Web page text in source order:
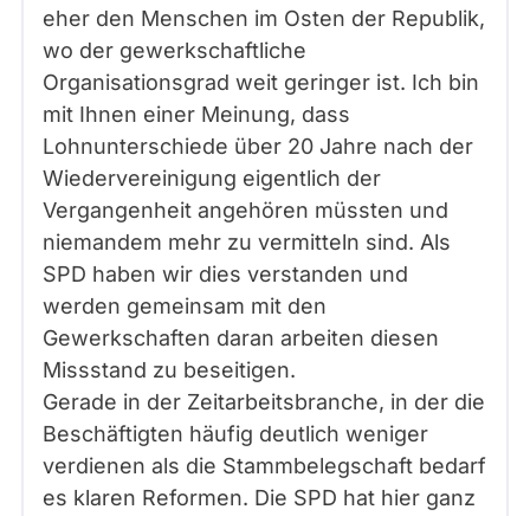
eher den Menschen im Osten der Republik,
wo der gewerkschaftliche
Organisationsgrad weit geringer ist. Ich bin
mit Ihnen einer Meinung, dass
Lohnunterschiede über 20 Jahre nach der
Wiedervereinigung eigentlich der
Vergangenheit angehören müssten und
niemandem mehr zu vermitteln sind. Als
SPD haben wir dies verstanden und
werden gemeinsam mit den
Gewerkschaften daran arbeiten diesen
Missstand zu beseitigen.
Gerade in der Zeitarbeitsbranche, in der die
Beschäftigten häufig deutlich weniger
verdienen als die Stammbelegschaft bedarf
es klaren Reformen. Die SPD hat hier ganz